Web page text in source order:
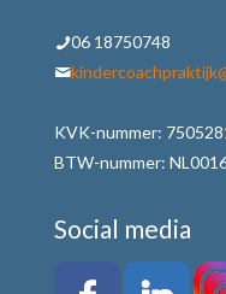
06 18750748
KVK-nummer:
BTW-nummer:
Social media